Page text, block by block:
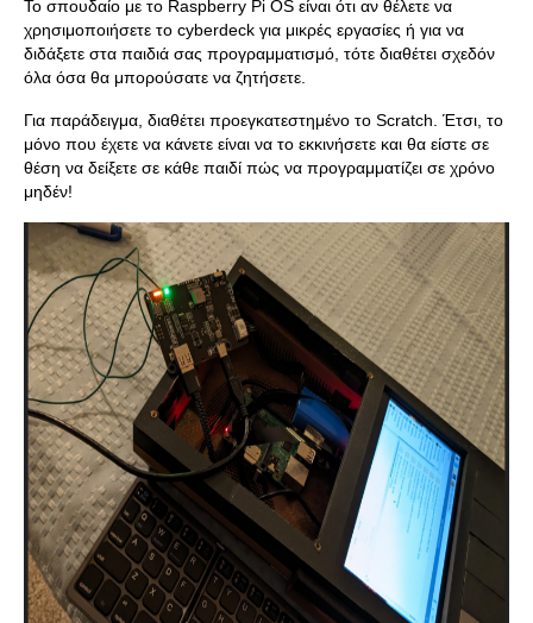
Το σπουδαίο με το Raspberry Pi OS είναι ότι αν θέλετε να
χρησιμοποιήσετε το cyberdeck για μικρές εργασίες ή για να
διδάξετε στα παιδιά σας προγραμματισμό, τότε διαθέτει σχεδόν
όλα όσα θα μπορούσατε να ζητήσετε.
Για παράδειγμα, διαθέτει προεγκατεστημένο το Scratch. Έτσι, το
μόνο που έχετε να κάνετε είναι να το εκκινήσετε και θα είστε σε
θέση να δείξετε σε κάθε παιδί πώς να προγραμματίζει σε χρόνο
μηδέν!